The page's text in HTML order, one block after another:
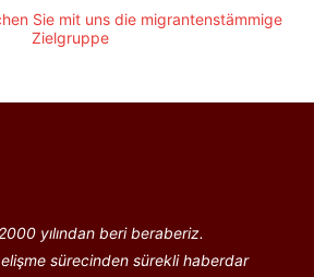
yılından beri beraberiz.
sürecinden sürekli haberdar